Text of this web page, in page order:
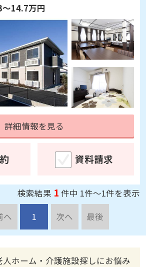
14.7万円
詳細情報を見る
資料請求
検索結果 1件中 1件～1件を表示
へ 1 次へ 最後
人ホーム・介護施設探しにお悩み